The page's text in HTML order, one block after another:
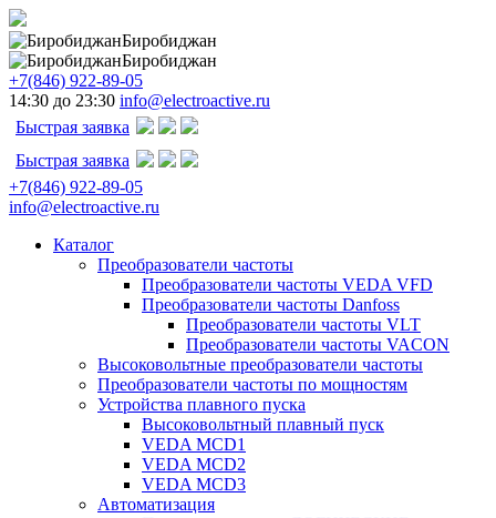
Биробиджан
Биробиджан
+7(846) 922-89-05
14:30 до 23:30 info@electroactive.ru
Быстрая заявка
Быстрая заявка
+7(846) 922-89-05
info@electroactive.ru
Каталог
Преобразователи частоты
Преобразователи частоты VEDA VFD
Преобразователи частоты Danfoss
Преобразователи частоты VLT
Преобразователи частоты VACON
Высоковольтные преобразователи частоты
Преобразователи частоты по мощностям
Устройства плавного пуска
Высоковольтный плавный пуск
VEDA MCD1
VEDA MCD2
VEDA MCD3
Автоматизация